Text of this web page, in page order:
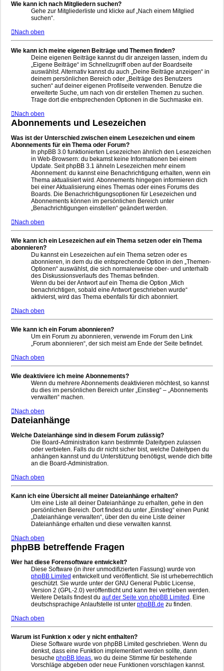
Wie kann ich nach Mitgliedern suchen?
Gehe zur Mitgliederliste und klicke auf „Nach einem Mitglied
suchen“.
Nach oben
Wie kann ich meine eigenen Beiträge und Themen finden?
Deine eigenen Beiträge kannst du dir anzeigen lassen, indem du
„Eigene Beiträge“ im Schnellzugriff oben auf der Boardseite
auswählst. Alternativ kannst du auch „Deine Beiträge anzeigen“ in
deinem persönlichen Bereich oder „Beiträge des Benutzers
suchen“ auf deiner eigenen Profilseite verwenden. Benutze die
erweiterte Suche, um nach von dir erstellen Themen zu suchen.
Trage dort die entsprechenden Optionen in die Suchmaske ein.
Nach oben
Abonnements und Lesezeichen
Was ist der Unterschied zwischen einem Lesezeichen und einem
Abonnements für ein Thema oder Forum?
In phpBB 3.0 funktionierten Lesezeichen ähnlich den Lesezeichen
in Web-Browsern: du bekamst keine Informationen bei einem
Update. Seit phpBB 3.1 ähneln Lesezeichen mehr einem
Abonnement: du kannst eine Benachrichtigung erhalten, wenn ein
Thema aktualisiert wird. Abonnements hingegen informieren dich
bei einer Aktualisierung eines Themas oder eines Forums des
Boards. Die Benachrichtigungsoptionen für Lesezeichen und
Abonnements können im persönlichen Bereich unter
„Benachrichtigungen einstellen“ geändert werden.
Nach oben
Wie kann ich ein Lesezeichen auf ein Thema setzen oder ein Thema
abonnieren?
Du kannst ein Lesezeichen auf ein Thema setzen oder es
abonnieren, in dem du die entsprechende Option in den „Themen-
Optionen“ auswählst, die sich normalerweise ober- und unterhalb
des Diskussionsverlaufs des Themas befinden.
Wenn du bei der Antwort auf ein Thema die Option „Mich
benachrichtigen, sobald eine Antwort geschrieben wurde“
aktivierst, wird das Thema ebenfalls für dich abonniert.
Nach oben
Wie kann ich ein Forum abonnieren?
Um ein Forum zu abonnieren, verwende im Forum den Link
„Forum abonnieren“, der sich meist am Ende der Seite befindet.
Nach oben
Wie deaktiviere ich meine Abonnements?
Wenn du mehrere Abonnements deaktivieren möchtest, so kannst
du dies im persönlichen Bereich unter „Einstieg“ – „Abonnements
verwalten“ machen.
Nach oben
Dateianhänge
Welche Dateianhänge sind in diesem Forum zulässig?
Die Board-Administration kann bestimmte Dateitypen zulassen
oder verbieten. Falls du dir nicht sicher bist, welche Dateitypen du
anhängen kannst und du Unterstützung benötigst, wende dich bitte
an die Board-Administration.
Nach oben
Kann ich eine Übersicht all meiner Dateianhänge erhalten?
Um eine Liste all deiner Dateianhänge zu erhalten, gehe in den
persönlichen Bereich. Dort findest du unter „Einstieg“ einen Punkt
„Dateianhänge verwalten“, über den du eine Liste deiner
Dateianhänge erhalten und diese verwalten kannst.
Nach oben
phpBB betreffende Fragen
Wer hat diese Forensoftware entwickelt?
Diese Software (in ihrer unmodifizierten Fassung) wurde von
phpBB Limited entwickelt und veröffentlicht. Sie ist urheberrechtlich
geschützt. Sie wurde unter der GNU General Public License,
Version 2 (GPL-2.0) veröffentlicht und kann frei vertrieben werden.
Weitere Details findest du auf der Seite von phpBB Limited . Eine
deutschsprachige Anlaufstelle ist unter phpBB.de zu finden.
Nach oben
Warum ist Funktion x oder y nicht enthalten?
Diese Software wurde von phpBB Limited geschrieben. Wenn du
denkst, dass eine Funktion implementiert werden sollte, dann
besuche phpBB Ideas, wo du deine Stimme für bestehende
Vorschläge abgeben oder neue Funktionen vorschlagen kannst.